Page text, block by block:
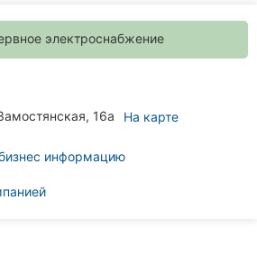
электроснабжение
16а На карте
информацию